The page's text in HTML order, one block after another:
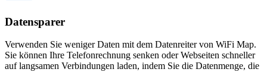
Datensparer
Verwenden Sie weniger Daten mit dem Datenreiter von WiFi Map.
Sie können Ihre Telefonrechnung senken oder Webseiten schneller
auf langsamen Verbindungen laden, indem Sie die Datenmenge, die